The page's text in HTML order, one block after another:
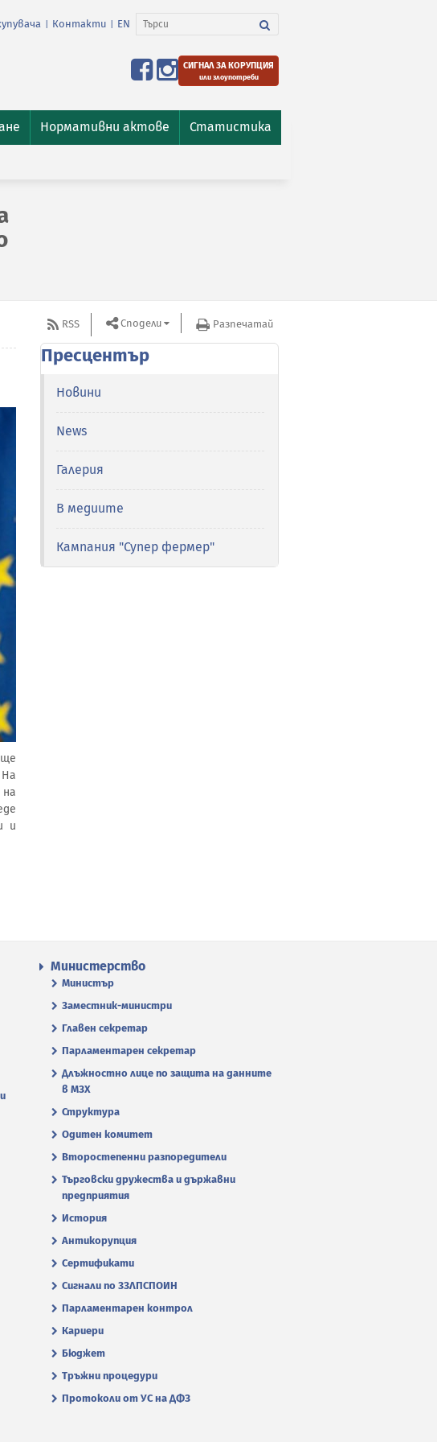
Контакти EN
СИГНАЛ ЗА КОРУПЦИЯ
или злоупотреби
Нормативни актове Статистика
и
RSS Сподели Разпечатай
Пресцентър
Новини
News
Галерия
В медиите
Кампания "Супер фермер"
Министерство
Министър
Заместник-министри
Главен секретар
Парламентарен секретар
Длъжностно лице по защита на данните
в МЗХ
Структура
Одитен комитет
Второстепенни разпоредители
Търговски дружества и държавни
предприятия
История
Антикорупция
Сертификати
Сигнали по ЗЗЛПСПОИН
Парламентарен контрол
Кариери
Бюджет
Тръжни процедури
Протоколи от УС на ДФЗ